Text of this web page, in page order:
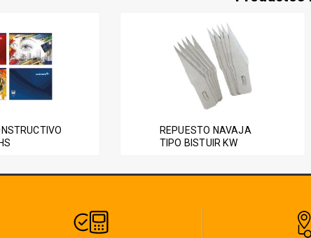
REPUESTO NAVAJA
TIPO BISTUIR KW